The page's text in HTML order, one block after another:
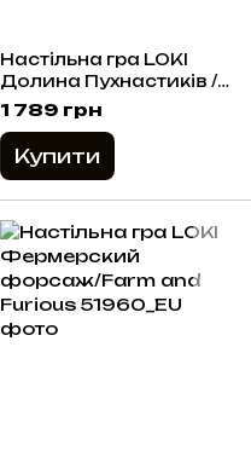
Настільна гра LOKI
Долина Пухнастиків /
Fluffy Valley (UA)
1 789 грн
Купити